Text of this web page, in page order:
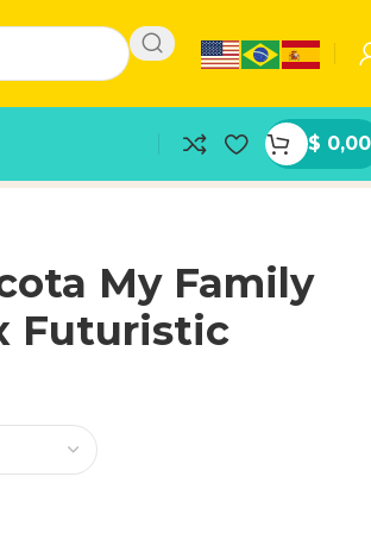
$ 0,00
My Family
Futuristic